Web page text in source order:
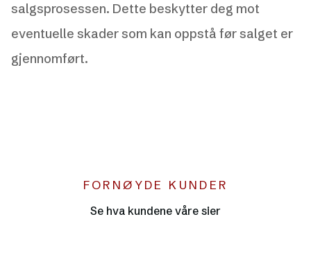
salgsprosessen. Dette beskytter deg mot
eventuelle skader som kan oppstå før salget er
gjennomført.
FORNØYDE KUNDER
Se hva kundene våre sier